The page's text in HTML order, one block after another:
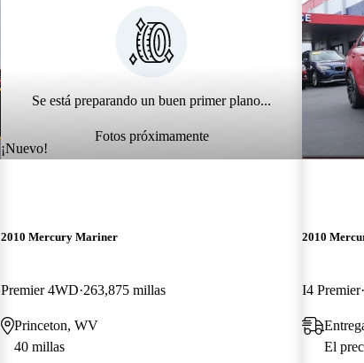
Se está preparando un buen primer plano...
Fotos próximamente
¡Nuevo!
2010 Mercury Mariner
Premier 4WD 263,875 millas
Princeton, WV
40 millas
2010
I4 Premier
El